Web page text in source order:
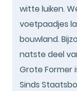
witte luiken.
voetpaadjes
bouwland.
natste deel
Grote Former
Sinds